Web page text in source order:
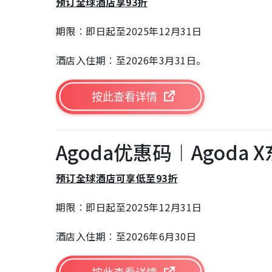
期限︰即日起至2025年12月31日
酒店入住期︰至2026年3月31日。
按此查看详情
Agoda优惠码︱Agoda
预订全球酒店可享低至93折
期限︰即日起至2025年12月31日
酒店入住期︰至2026年6月30日